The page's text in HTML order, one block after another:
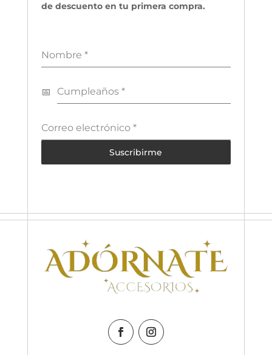
de descuento en tu primera compra.
Nombre*
Cumpleaños*
Correo electrónico*
Suscribirme